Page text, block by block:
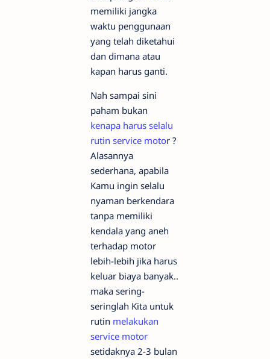
memiliki jangka
waktu penggunaan
yang telah diketahui
dan dimana atau
kapan harus ganti.
Nah sampai sini
paham bukan
kenapa harus selalu
rutin service motor ?
Alasannya
sederhana, apabila
Kamu ingin selalu
nyaman berkendara
tanpa memiliki
kendala yang aneh
terhadap motor
lebih-lebih jika harus
keluar biaya banyak..
maka sering-
seringlah Kita untuk
rutin melakukan
service motor
setidaknya 2-3 bulan